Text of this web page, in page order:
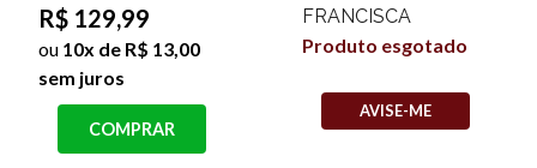
R$ 129,99
ou 10x de R$ 13,00
sem juros
COMPRAR
FRANCISCA
Produto esgotado
AVISE-ME